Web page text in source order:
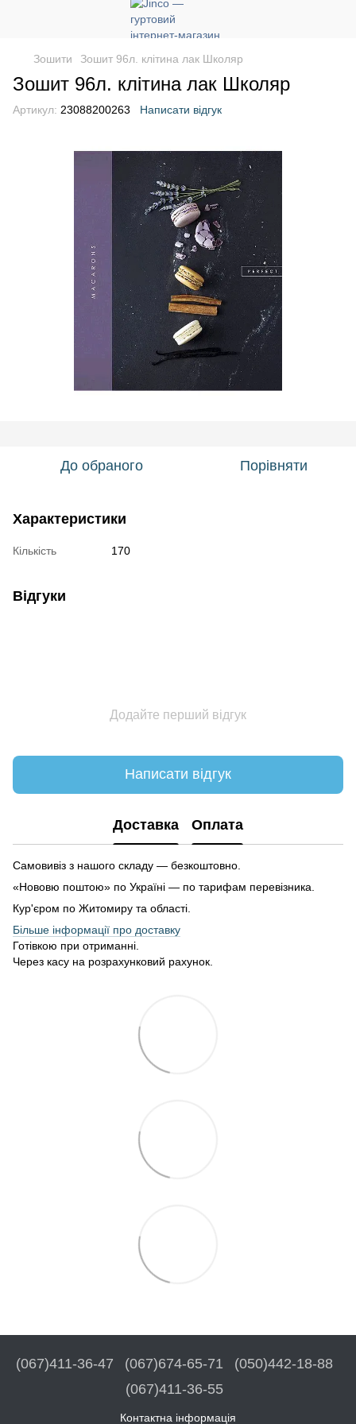
Зошити Зошит 96л. клітина лак Школяр
Зошит 96л. клітина лак Школяр
Артикул: 23088200263 Написати відгук
До обраного Порівняти
Характеристики
Кількість 170
Відгуки
Додайте перший відгук
Написати відгук
Доставка Оплата
Самовивіз з нашого складу — безкоштовно.
«Нововю поштою» по Україні — по тарифам перевізника.
Кур'єром по Житомиру та області.
Більше інформації про доставку
Готівкою при отриманні.
Через касу на розрахунковий рахунок.
(067)411-36-47 (067)674-65-71
(050)442-18-88
(067)411-36-55
Контактна інформація